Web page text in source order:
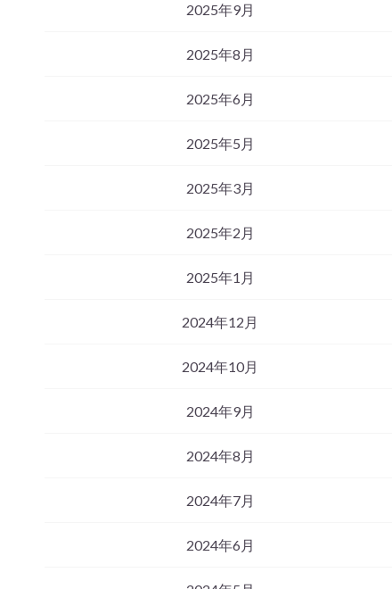
2025年9月
2025年8月
2025年6月
2025年5月
2025年3月
2025年2月
2025年1月
2024年12月
2024年10月
2024年9月
2024年8月
2024年7月
2024年6月